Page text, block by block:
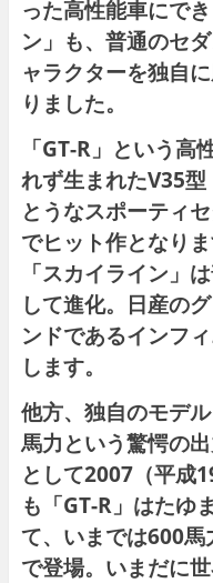
った高性能車にで
ン」も、普通のセ
ャラクターを独自
りました。
「GT-R」という高
れず生まれたV35
とうなスポーティ
でヒット作となり
「スカイライン」
して進化。日産の
ンドであるインフ
します。
他方、独自のモデ
馬力という驚愕の
として2007（平成
も「GT-R」はたゆ
て、いまでは600馬
で登場。いまだに